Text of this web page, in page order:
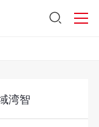
湾智